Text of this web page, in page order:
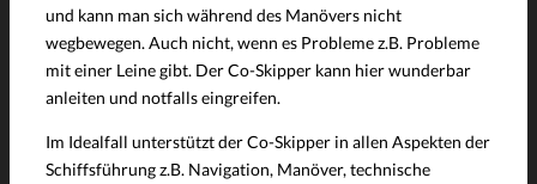
und kann man sich während des Manövers nicht
wegbewegen. Auch nicht, wenn es Probleme z.B. Probleme
mit einer Leine gibt. Der Co-Skipper kann hier wunderbar
anleiten und notfalls eingreifen.
Im Idealfall unterstützt der Co-Skipper in allen Aspekten der
Schiffsführung z.B. Navigation, Manöver, technische